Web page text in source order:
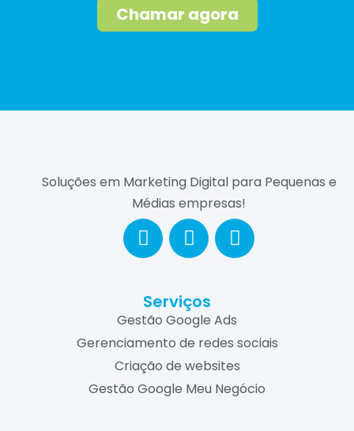
Chamar agora
Soluções em Marketing Digital para Pequenas e
Médias empresas!
Serviços
Gestão Google Ads
Gerenciamento de redes sociais
Criação de websites
Gestão Google Meu Negócio